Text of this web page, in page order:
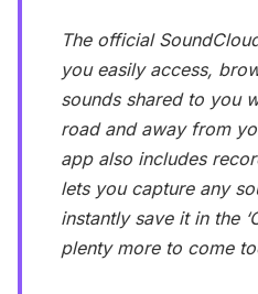
The official
you easily access,
sounds shared to you
road and away from
app also includes
lets you capture any
instantly save it in the
plenty more to come